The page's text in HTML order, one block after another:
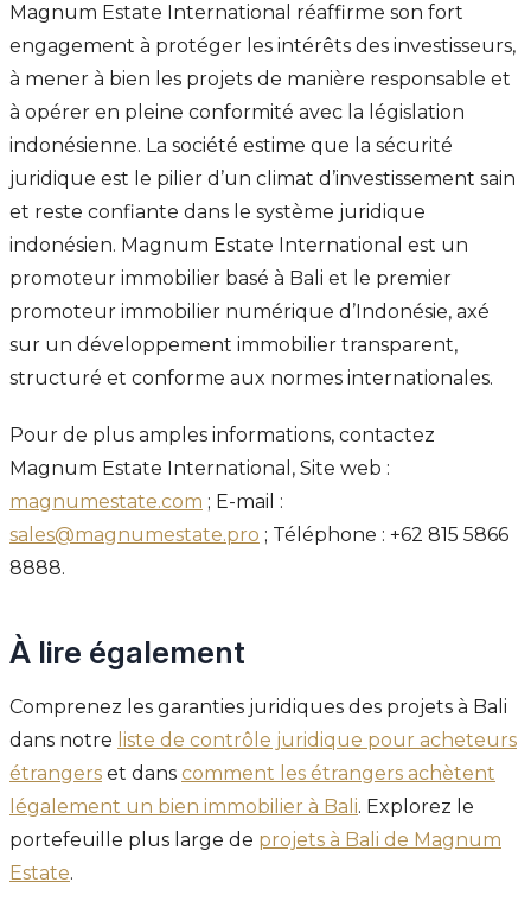
Magnum Estate International réaffirme son fort
engagement à protéger les intérêts des investisseurs,
à mener à bien les projets de manière responsable et
à opérer en pleine conformité avec la législation
indonésienne. La société estime que la sécurité
juridique est le pilier d’un climat d’investissement sain
et reste confiante dans le système juridique
indonésien. Magnum Estate International est un
promoteur immobilier basé à Bali et le premier
promoteur immobilier numérique d’Indonésie, axé
sur un développement immobilier transparent,
structuré et conforme aux normes internationales.
Pour de plus amples informations, contactez
Magnum Estate International, Site web :
magnumestate.com ; E-mail :
sales@magnumestate.pro ; Téléphone : +62 815 5866
8888.
À lire également
Comprenez les garanties juridiques des projets à Bali
dans notre liste de contrôle juridique pour acheteurs
étrangers et dans comment les étrangers achètent
légalement un bien immobilier à Bali. Explorez le
portefeuille plus large de projets à Bali de Magnum
Estate.